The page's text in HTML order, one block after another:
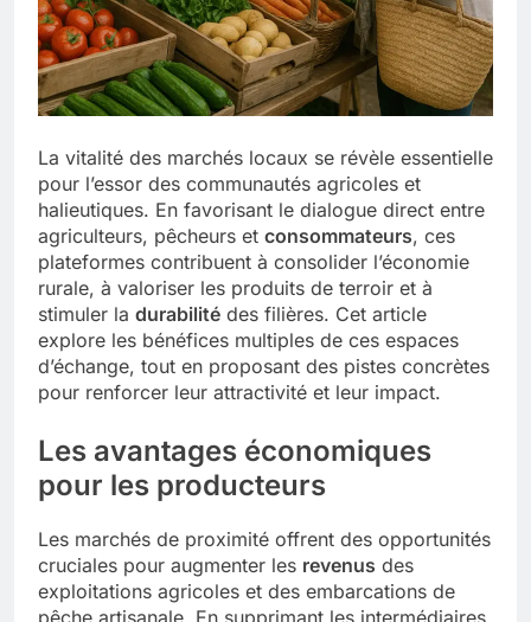
La vitalité des marchés locaux se révèle essentielle
pour l’essor des communautés agricoles et
halieutiques. En favorisant le dialogue direct entre
agriculteurs, pêcheurs et consommateurs, ces
plateformes contribuent à consolider l’économie
rurale, à valoriser les produits de terroir et à
stimuler la durabilité des filières. Cet article
explore les bénéfices multiples de ces espaces
d’échange, tout en proposant des pistes concrètes
pour renforcer leur attractivité et leur impact.
Les avantages économiques
pour les producteurs
Les marchés de proximité offrent des opportunités
cruciales pour augmenter les revenus des
exploitations agricoles et des embarcations de